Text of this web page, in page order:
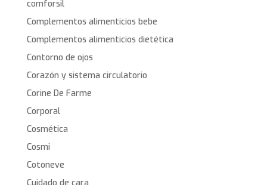
comforsil
Complementos alimenticios bebe
Complementos alimenticios dietética
Contorno de ojos
Corazón y sistema circulatorio
Corine De Farme
Corporal
Cosmética
Cosmi
Cotoneve